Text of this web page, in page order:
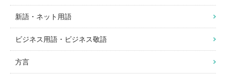
新語・ネット用語
ビジネス用語・ビジネス敬語
方言